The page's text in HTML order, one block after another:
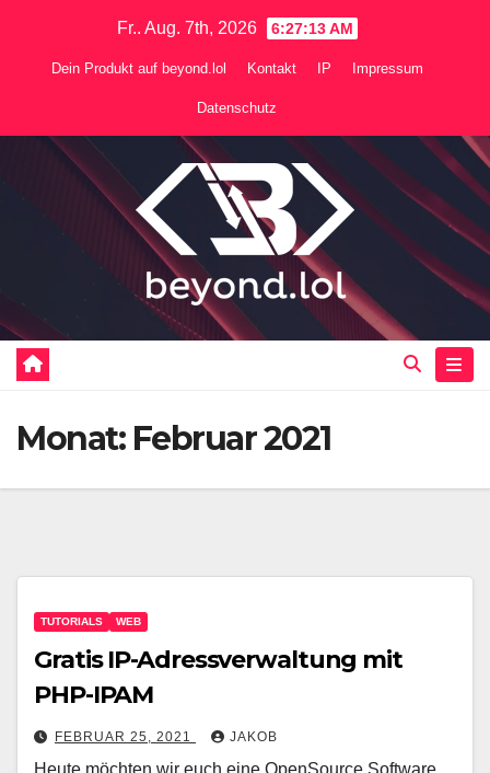
Fr.. Aug. 7th, 2026 6:27:14 AM
Dein Produkt auf beyond.lol Kontakt IP Impressum
Datenschutz
Monat: Februar 2021
TUTORIALS WEB
Gratis IP-Adressverwaltung mit
PHP-IPAM
FEBRUAR 25, 2021 JAKOB